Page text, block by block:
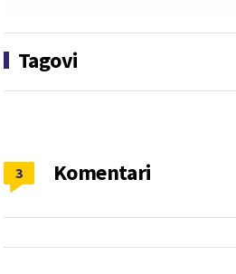
Tagovi
Komentari
3